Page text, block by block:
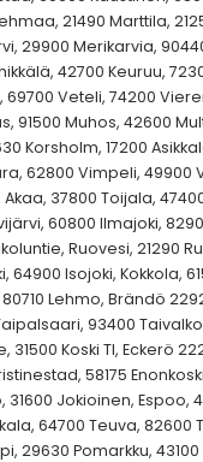
21490 Marttila,
29900 Merikarvia,
42700 Keuruu,
Veteli, 74200
91500 Muhos, 42600
Korsholm, 17200
62800 Vimpeli, 49900
37800 Toijala,
60800 Ilmajoki,
Ruovesi, 21290
64900 Isojoki, Kokkola,
Lehmo, Brändö
93400
Koski Tl, Eckerö
58175
Jokioinen, Espoo,
64700 Teuva, 82600
29630 Pomarkku,